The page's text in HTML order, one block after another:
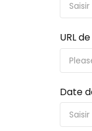
URL
Date